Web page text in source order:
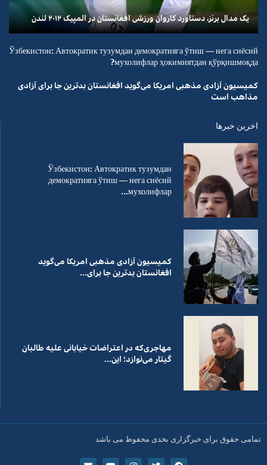
یک مدال برنز، دستاورد کاروان ورزشی افغانستان در المپیک ۲۰۱۲ لندن
Ўзбекистон: Автократик тузумдан демократияга ўтиш — нега сиёсий
мухолифлар ҳокимиятдан қўрқишмоқда?
کمیسیون آزادی مذهبی امریکا می‌گوید افغانستان بدترین جا برای آزادی
مذاهب است
اخرین خبرها
Ўзбекистон: Автократик тузумдан
демократияга ўтиш — нега сиёсий
мухолифлар...
کمیسیون آزادی مذهبی امریکا می‌گوید
افغانستان بدترین جا برای...
مهاجری‌که در اعتراضات خیابانی علیه طالبان
گیتار می‌نوازد؛ این...
تمامی حقوق برای خبرگزاری بخدی محفوظ می باشد